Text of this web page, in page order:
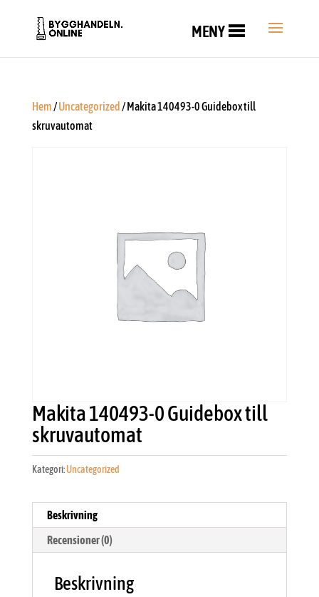
MENY
Hem/Uncategorized / Makita 140493-0 Guidebox till
skruvautomat
Makita 140493-0 Guidebox till
skruvautomat
Kategori:Uncategorized
Beskrivning
Recensioner (0)
Beskrivning